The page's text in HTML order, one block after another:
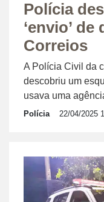
Polícia
‘envio’
Correios
A Polícia Civil da
descobriu um
usava uma
Polícia 22/04/2025